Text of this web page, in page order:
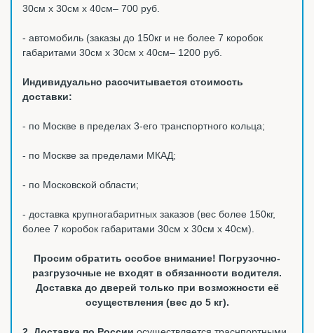
30см х 30см х 40см– 700 руб.
- автомобиль (заказы до 150кг и не более 7 коробок
габаритами 30см х 30см х 40см– 1200 руб.
Индивидуально рассчитывается стоимость
доставки:
- по Москве в пределах 3-его транспортного кольца;
- по Москве за пределами МКАД;
- по Московской области;
- доставка крупногабаритных заказов (вес более 150кг,
более 7 коробок габаритами 30см х 30см х 40см).
Просим обратить особое внимание! Погрузочно-
разгрузочные не входят в обязанности водителя.
Доставка до дверей только при возможности её
осуществления (вес до 5 кг).